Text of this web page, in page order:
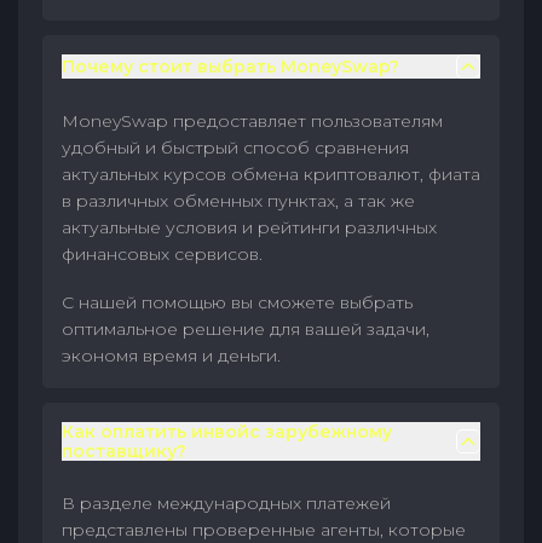
Почему стоит выбрать MoneySwap?
MoneySwap предоставляет пользователям
удобный и быстрый способ сравнения
актуальных курсов обмена криптовалют, фиата
в различных обменных пунктах, а так же
актуальные условия и рейтинги различных
финансовых сервисов.
С нашей помощью вы сможете выбрать
оптимальное решение для вашей задачи,
экономя время и деньги.
Как оплатить инвойс зарубежному
поставщику?
В разделе международных платежей
представлены проверенные агенты, которые